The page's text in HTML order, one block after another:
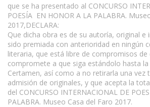
que se ha presentado al CONCURSO
POESÍA EN HONOR A LA PALABRA.
2017,DECLARA:
Que dicha obra es de su autoría, original e
sido premiada con anterioridad en ningún
literaria, que está libre de compromisos de
compromete a que siga estándolo hasta
Certamen, así como a no retirarla una vez
admisión de originales, y que acepta la
del CONCURSO INTERNACIONAL DE
PALABRA. Museo Casa del Faro 2017.